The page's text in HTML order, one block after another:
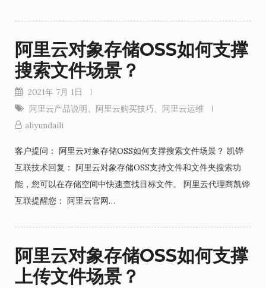
阿里云对象存储OSS如何支撑
搜索文件场景？
2021年 7月 1日
阿里云产品说明、 阿里云购买技巧、 阿里云运维
aliyundaili
客户提问： 阿里云对象存储OSS如何支撑搜索文件场景？ 凯铧
互联技术回复： 阿里云对象存储OSS支持文件和文件夹搜索功
能，您可以在存储空间中快速查找目标文件。 阿里云代理商凯铧
互联提醒您： 阿里云官网…
阿里云对象存储OSS如何支撑
上传文件场景？